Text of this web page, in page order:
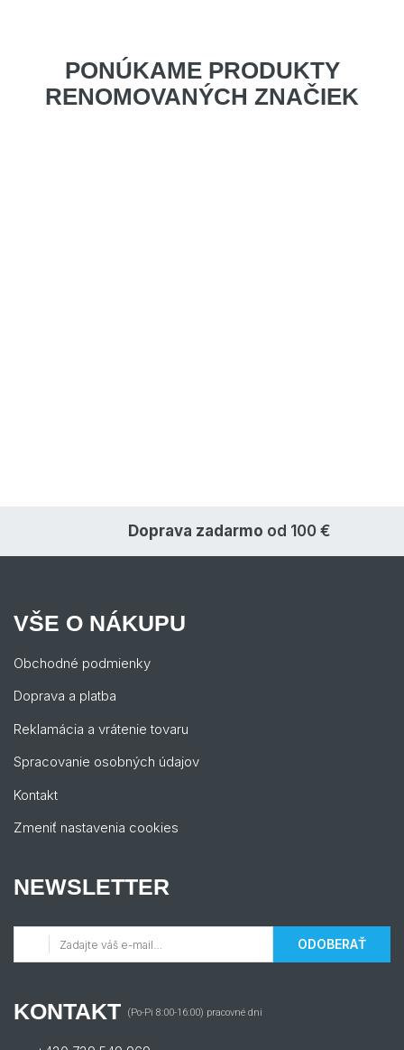
PONÚKAME PRODUKTY
RENOMOVANÝCH ZNAČIEK
Doprava zadarmo od 100 €
VŠE O NÁKUPU
Obchodné podmienky
Doprava a platba
Reklamácia a vrátenie tovaru
Spracovanie osobných údajov
Kontakt
Zmeniť nastavenia cookies
NEWSLETTER
ODOBERAŤ
KONTAKT (Po-Pi 8:00-16:00) pracovné dni